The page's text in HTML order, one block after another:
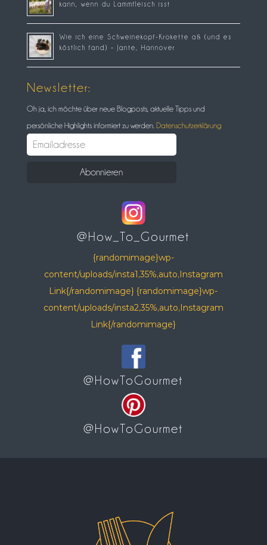
kann, wenn du Lammfleisch isst
Wie ich eine Schweinekopf-Krokette aß (und es
köstlich fand) – Jante, Hannover
Newsletter:
Oh ja, ich möchte über neue Blogposts, aktuelle Tipps und
persönliche Highlights informiert zu werden. Datenschutzerklärung
@How_To_Gourmet
{randomimage}wp-
content/uploads/insta1,35%,auto,Instagram
Link{/randomimage} {randomimage}wp-
content/uploads/insta2,35%,auto,Instagram
Link{/randomimage}
@HowToGourmet
@HowToGourmet